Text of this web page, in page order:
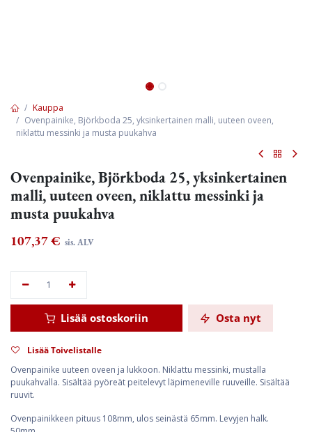
Kauppa
Ovenpainike, Björkboda 25, yksinkertainen malli, uuteen oveen,
niklattu messinki ja musta puukahva
Ovenpainike, Björkboda 25, yksinkertainen
malli, uuteen oveen, niklattu messinki ja
musta puukahva
107,37€ sis. ALV
Lisää ostoskoriin Osta nyt
Lisää Toivelistalle
Ovenpainike uuteen oveen ja lukkoon. Niklattu messinki, mustalla
puukahvalla. Sisältää pyöreät peitelevyt läpimeneville ruuveille. Sisältää
ruuvit.
Ovenpainikkeen pituus 108mm, ulos seinästä 65mm. Levyjen halk.